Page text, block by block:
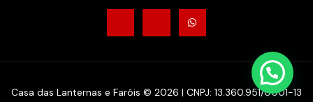
Casa das Lanternas e Faróis © 2026 | CNPJ: 13.360.951/0001-13